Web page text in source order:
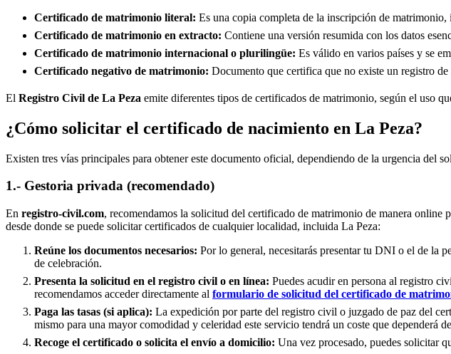
Certificado de matrimonio literal: Es una copia completa de la inscripción de
Certificado de matrimonio en extracto: Contiene una versión resumida con los datos
Certificado de matrimonio internacional o plurilingüe: Es válido en varios países y se
Certificado negativo de matrimonio: Documento que certifica que no existe un registro
El Registro Civil de La Peza emite diferentes tipos de certificados de matrimonio, según el uso
¿Cómo solicitar el certificado de nacimiento en La Peza?
Existen tres vías principales para obtener este documento oficial, dependiendo de la urgencia del
1.- Gestoria privada (recomendado)
En registro-civil.com, recomendamos la solicitud del certificado de matrimonio de manera
desde donde se puede solicitar certificados de cualquier localidad, incluida La Peza:
Reúne los documentos necesarios: Por lo general, necesitarás presentar tu DNI o el de la
de celebración.
Presenta la solicitud en el registro civil o en línea: Puedes acudir en persona al registro
recomendamos acceder directamente al formulario de solicitud del certificado de
Paga las tasas (si aplica): La expedición por parte del registro civil o juzgado de paz del
mismo para una mayor comodidad y celeridad este servicio tendrá un coste que dependerá
Recoge el certificado o solicita el envío a domicilio: Una vez procesado, puedes solicitar